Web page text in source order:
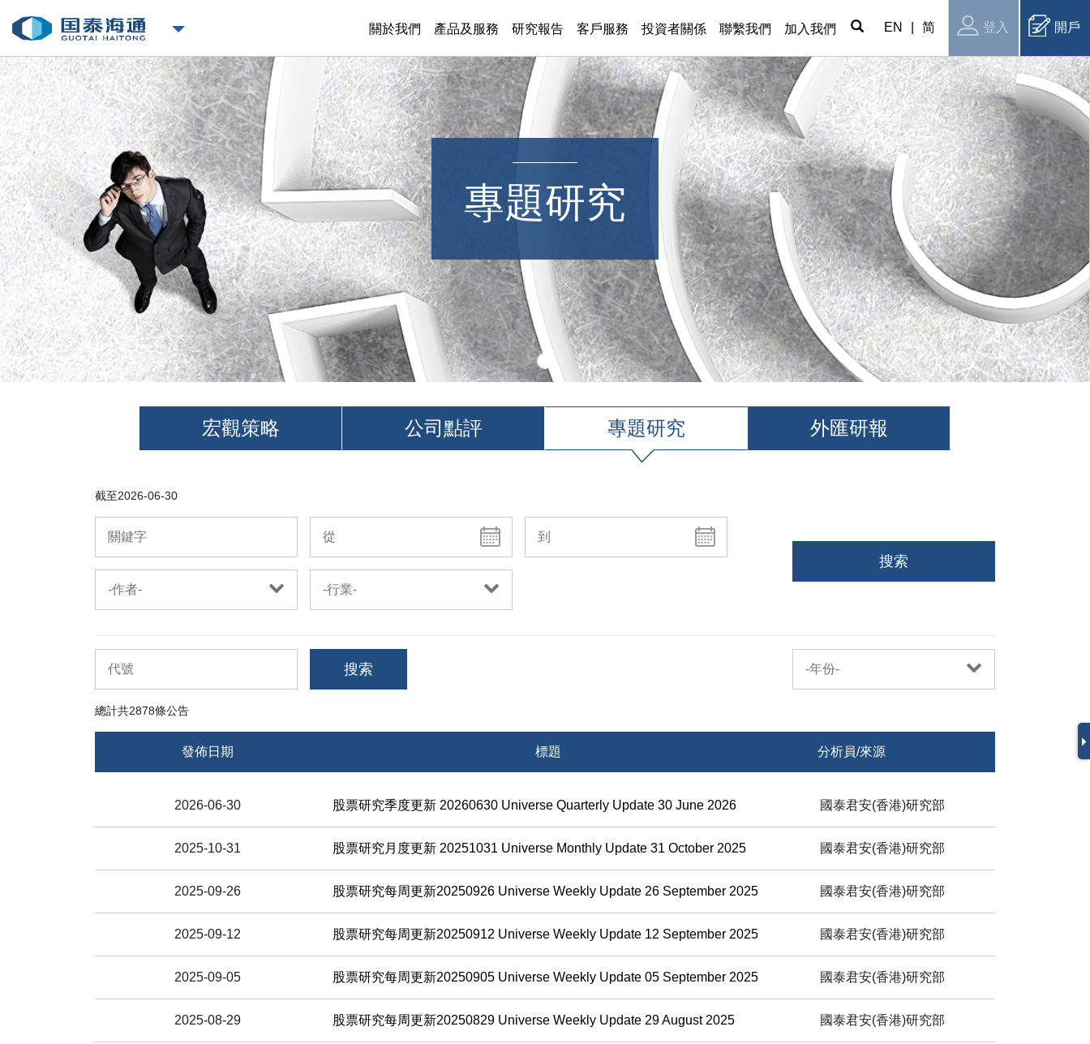
關於我們 產品及服務 研究報告 客戶服務 投資者關係 聯繫我們 加入我們 EN 简 登入 開戶
專題研究
宏觀策略 公司點評 專題研究 外匯研報
截至2026-06-30
-作者- -行業-
搜索
搜索 -年份-
總計共2878條公告
發佈日期 標題 分析員/來源
2026-06-30 股票研究季度更新 20260630 Universe Quarterly Update 30 June 2026 國泰君安(香港)研究部
2025-10-31 股票研究月度更新 20251031 Universe Monthly Update 31 October 2025 國泰君安(香港)研究部
2025-09-26 股票研究每周更新20250926 Universe Weekly Update 26 September 2025 國泰君安(香港)研究部
2025-09-12 股票研究每周更新20250912 Universe Weekly Update 12 September 2025 國泰君安(香港)研究部
2025-09-05 股票研究每周更新20250905 Universe Weekly Update 05 September 2025 國泰君安(香港)研究部
2025-08-29 股票研究每周更新20250829 Universe Weekly Update 29 August 2025 國泰君安(香港)研究部